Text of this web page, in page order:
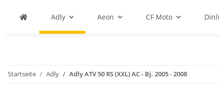
Adly Aeon CF Moto Dinli
Startseite Adly Adly ATV 50 RS (XXL) AC - Bj. 2005 - 2008